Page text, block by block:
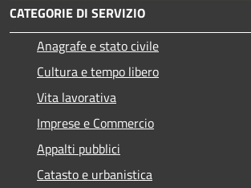
CATEGORIE DI SERVIZIO
Anagrafe e stato civile
Cultura e tempo libero
Vita lavorativa
Imprese e Commercio
Appalti pubblici
Catasto e urbanistica